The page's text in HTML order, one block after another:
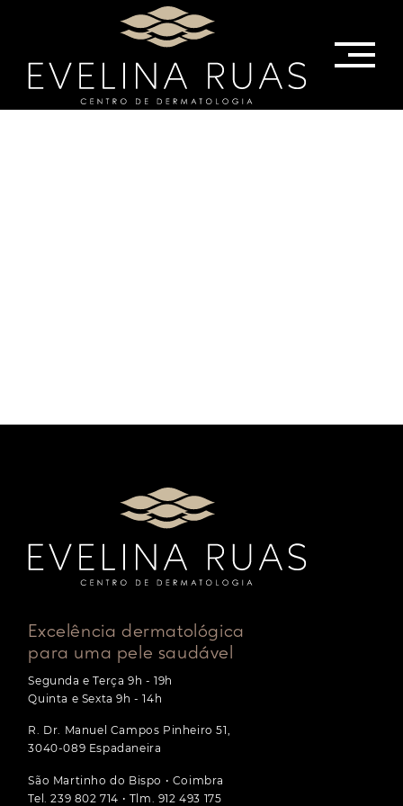
Excelência dermatológica
para uma pele saudável
Segunda e Terça 9h - 19h
Quinta e Sexta 9h - 14h
R. Dr. Manuel Campos Pinheiro 51,
3040-089 Espadaneira
São Martinho do Bispo • Coimbra
Tel. 239 802 714 • Tlm. 912 493 175